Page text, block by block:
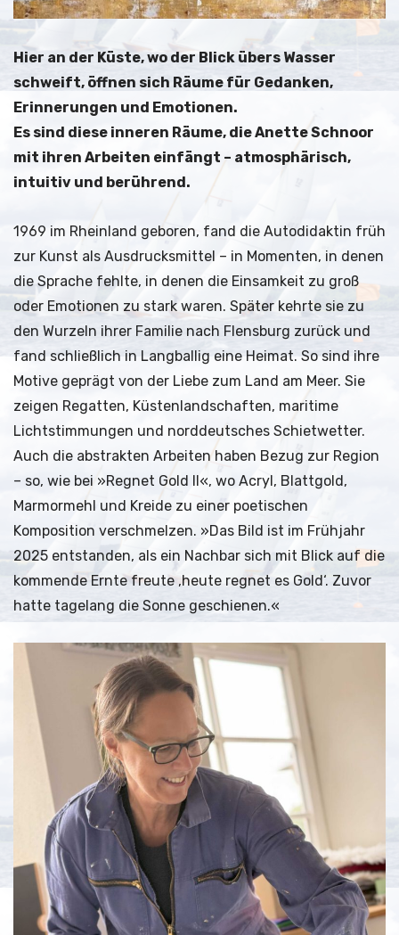
Hier an der Küste, wo der Blick übers Wasser
schweift, öffnen sich Räume für Gedanken,
Erinnerungen und Emotionen.
Es sind diese inneren Räume, die Anette Schnoor
mit ihren Arbeiten einfängt – atmosphärisch,
intuitiv und berührend.
1969 im Rheinland geboren, fand die Autodidaktin früh
zur Kunst als Ausdrucksmittel – in Momenten, in denen
die Sprache fehlte, in denen die Einsamkeit zu groß
oder Emotionen zu stark waren. Später kehrte sie zu
den Wurzeln ihrer Familie nach Flensburg zurück und
fand schließlich in Langballig eine Heimat. So sind ihre
Motive geprägt von der Liebe zum Land am Meer. Sie
zeigen Regatten, Küstenlandschaften, maritime
Lichtstimmungen und norddeutsches Schietwetter.
Auch die abstrakten Arbeiten haben Bezug zur Region
– so, wie bei »Regnet Gold II«, wo Acryl, Blattgold,
Marmormehl und Kreide zu einer poetischen
Komposition verschmelzen. »Das Bild ist im Frühjahr
2025 entstanden, als ein Nachbar sich mit Blick auf die
kommende Ernte freute ‚heute regnet es Gold‘. Zuvor
hatte tagelang die Sonne geschienen.«